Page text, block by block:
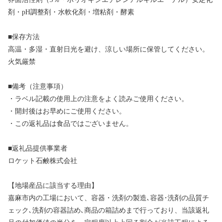
剤・pH調整剤・水軟化剤・増粘剤・酵素
■保存方法
高温・多湿・直射日光を避け、涼しい場所に保管してください。
火気厳禁
■備考（注意事項）
・ラベル記載の使用上の注意をよく読みご使用ください。
・開封後はお早めにご使用ください。
・この返礼品は食品ではございません。
■返礼品提供事業者
ロケット石鹸株式会社
【地場産品に該当する理由】
嘉麻市内の工場において、容器・洗剤の製造､容器･洗剤の品質チ
ェック､洗剤の容器詰め､商品の箱詰めまで行っており、当該返礼